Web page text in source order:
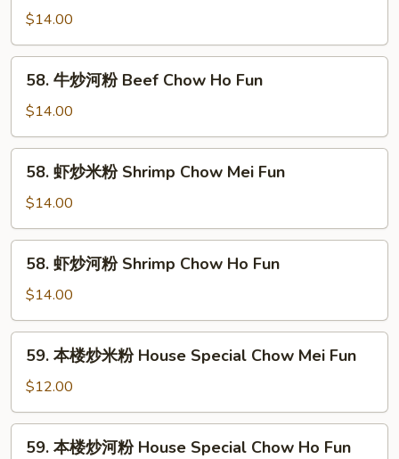
Roast
Pork
Chow
Ho
米
粉
Beef
Chow
Mei
Fun
$14.00
58.
河
粉
Beef
Chow
Ho
Fun
58. 牛炒河粉 Beef Chow Ho Fun
$14.00
58.
米
粉
Shrimp
Chow
Mei
Fun
58. 虾炒米粉 Shrimp Chow Mei Fun
$14.00
58.
河
粉
Shrimp
Chow
Ho
Fun
58. 虾炒河粉 Shrimp Chow Ho Fun
$14.00
59.
炒
米
59. 本楼炒米粉 House Special Chow Mei Fun
$12.00
59.
59. 本楼炒河粉 House Special Chow Ho Fun